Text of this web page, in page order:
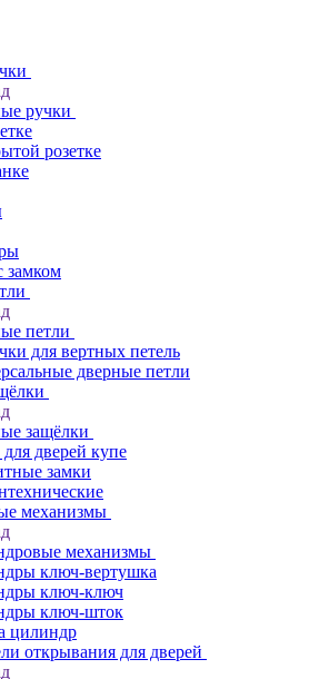
ручки
розетке
замком
петли
для вертных петель
дверные петли
защёлки
дверей купе
замки
механизмы
механизмы
ключ-вертушка
ключ-ключ
ключ-шток
цилиндр
открывания для дверей